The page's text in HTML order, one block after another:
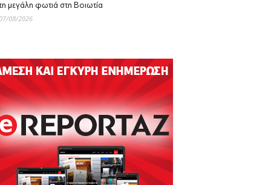
μεγάλη φωτιά στη Βοιωτία
07/08/2026